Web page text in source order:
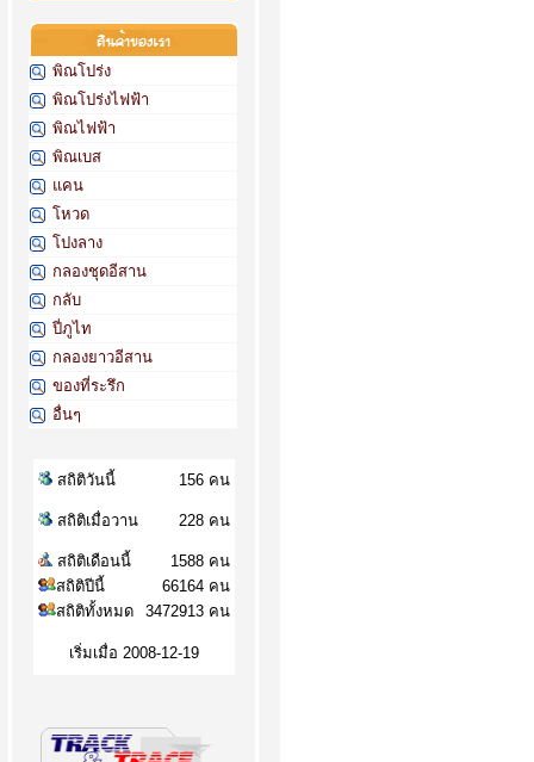
พิณโปร่ง
พิณโปร่งไฟฟ้า
พิณไฟฟ้า
พิณเบส
แคน
โหวด
โปงลาง
กลองชุดอีสาน
กลับ
ปี่ภูไท
กลองยาวอีสาน
ของที่ระรึก
อื่นๆ
สถิติวันนี้ 156 คน
สถิติเมื่อวาน 228 คน
สถิติเดือนนี้
สถิติปีนี้
สถิติทั้งหมด
1588 คน
66164 คน
3472913 คน
เริ่มเมื่อ 2008-12-19